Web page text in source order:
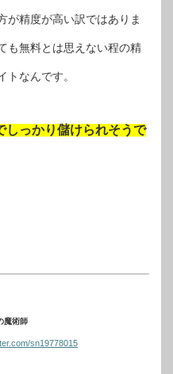
が精度が高い訳ではありま
も無料とは思えない程の精
トなんです。
しっかり儲けられそうで
魔術師
sn19778015